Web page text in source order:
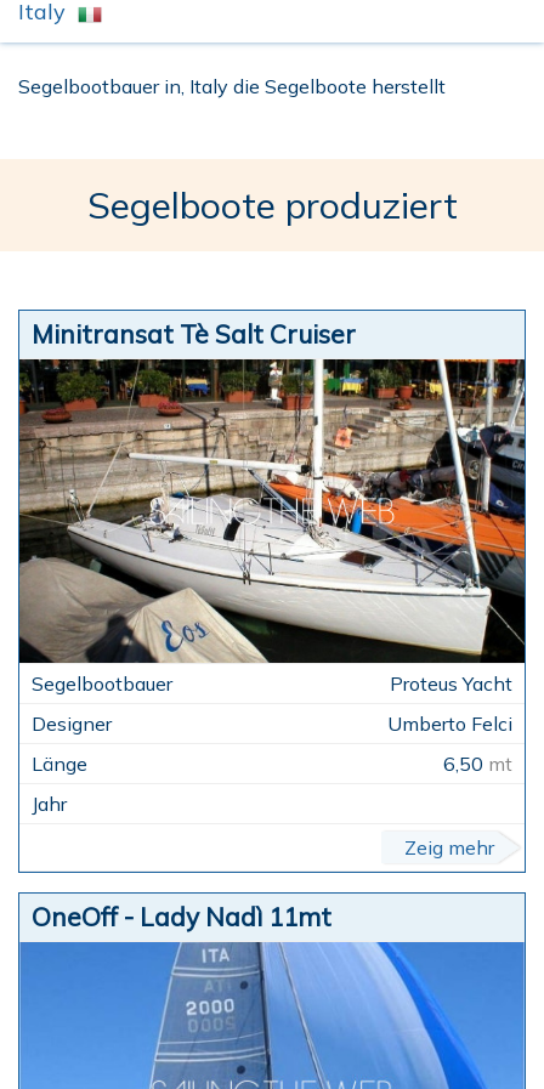
Italy
Segelbootbauer in, Italy die Segelboote herstellt
Segelboote produziert
Minitransat Tè Salt Cruiser
Proteus Yacht
Umberto Felci
6,50 mt
Zeig mehr
OneOff - Lady Nadì 11mt